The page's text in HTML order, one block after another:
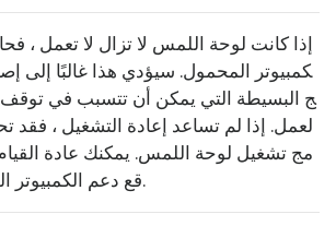
إذا كانت لوحة اللمس لا تزال لا تعمل ،
كمبيوتر المحمول. سيؤدي هذا غالبًا إلى
ج البسيطة التي يمكن أن تتسبب في
لعمل. إذا لم تساعد إعادة التشغيل ، فقد
مج تشغيل لوحة اللمس. يمكنك عادة
قع دعم الكمبيوتر المحمول الخاص بك.